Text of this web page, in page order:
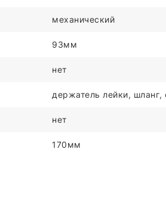
механический
93мм
нет
держатель лейки, шланг,
нет
170мм